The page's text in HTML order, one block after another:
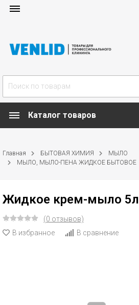
Каталог товаров
Главная БЫТОВАЯ ХИМИЯ
МЫЛО
МЫЛО, МЫЛО-ПЕНА ЖИДКОЕ БЫТОВОЕ
Жидкое крем-мыло 5л
(0 отзывов)
В избранное
В сравнение